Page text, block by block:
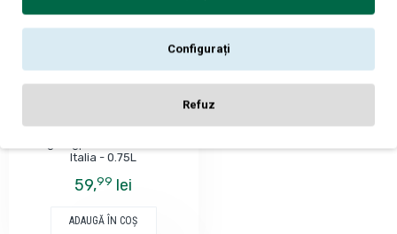
Gran Appasso Susumaniello
Italia - 0.75L
59,99 lei
ADAUGĂ ÎN COŞ
Configurați
Refuz